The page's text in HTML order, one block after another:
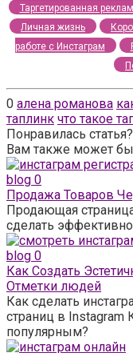
Таргетированная
Личная жизнь
работе с Инстаграм
0 алена романова
таплинк что такое
Понравилась
Вам также может
blog 0
Продажа Товаров
Продающая
сделать
blog 0
Как Создать
Отметки людей
Как сделать
страниц в Instagram
популярным?